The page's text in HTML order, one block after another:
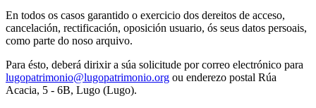
En todos os casos garantido o exercicio dos dereitos de acceso,
cancelación, rectificación, oposición usuario, ós seus datos persoais,
como parte do noso arquivo.
Para ésto, deberá dirixir a súa solicitude por correo electrónico para
lugopatrimonio@lugopatrimonio.org ou enderezo postal Rúa
Acacia, 5 - 6B, Lugo (Lugo).